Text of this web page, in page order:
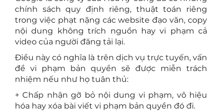
chính sách quy định riêng, thuật toán riêng
trong việc phạt nặng các website đạo văn, copy
nội dung không trích nguồn hay vi phạm cả
video của người đăng tải lại.
Điều này có nghĩa là trên dịch vụ trực tuyến, vấn
đề vi phạm bản quyền sẽ được miễn trách
nhiệm nếu như họ tuân thủ:
+ Chấp nhận gỡ bỏ nội dung vi phạm, vô hiệu
hóa hay xóa bài viết vi phạm bản quyền đó đi.